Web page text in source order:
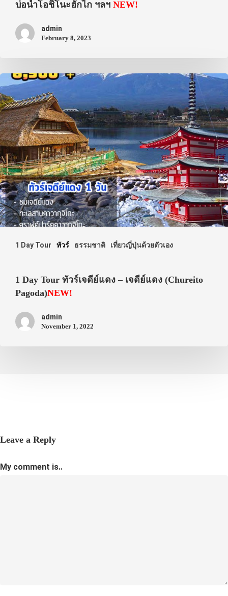
บ่อน้ำโอชิโนะฮักไก ฯลฯ NEW!
admin
February 8, 2023
1 Day Tour ทัวร์ ธรรมชาติ เที่ยวญี่ปุ่นด้วยตัวเอง
1 Day Tour ทัวร์เจดีย์แดง – เจดีย์แดง (Chureito
Pagoda)NEW!
admin
November 1, 2022
Leave a Reply
My comment is..